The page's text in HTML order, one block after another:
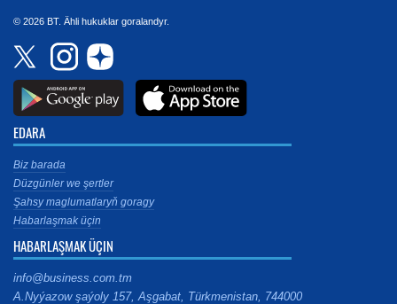
© 2026 BT. Ähli hukuklar goralandyr.
EDARA
Biz barada
Düzgünler we şertler
Şahsy maglumatlaryň goragy
Habarlaşmak üçin
HABARLAŞMAK ÜÇIN
info@business.com.tm
A.Nyýazow şaýoly 157, Aşgabat, Türkmenistan, 744000